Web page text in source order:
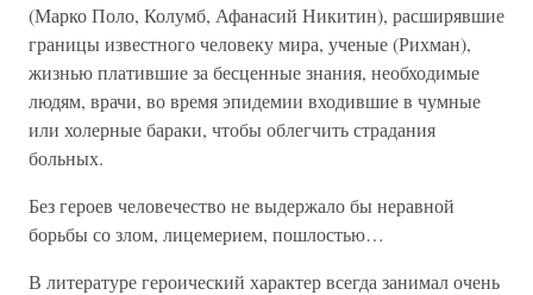
(Марко Поло, Колумб, Афанасий Никитин), расширявшие
границы известного человеку мира, ученые (Рихман),
жизнью платившие за бесценные знания, необходимые
людям, врачи, во время эпидемии входившие в чумные
или холерные бараки, чтобы облегчить страдания
больных.
Без героев человечество не выдержало бы неравной
борьбы со злом, лицемерием, пошлостью…
В литературе героический характер всегда занимал очень